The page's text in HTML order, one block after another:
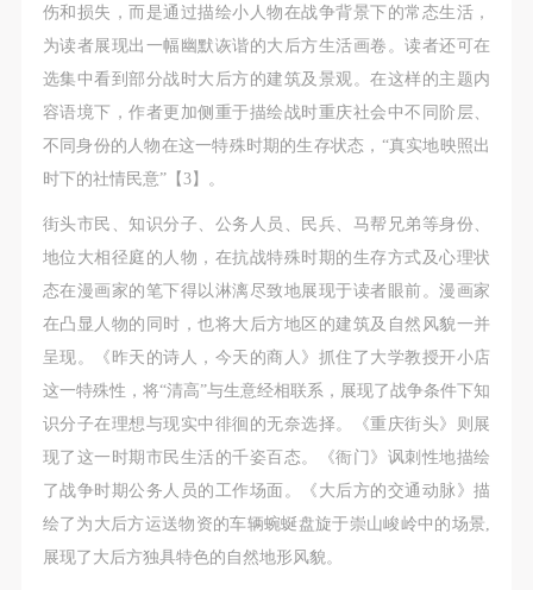
伤和损失，而是通过描绘小人物在战争背景下的常态生活，
为读者展现出一幅幽默诙谐的大后方生活画卷。读者还可在
选集中看到部分战时大后方的建筑及景观。在这样的主题内
容语境下，作者更加侧重于描绘战时重庆社会中不同阶层、
不同身份的人物在这一特殊时期的生存状态，“真实地映照出
时下的社情民意”【3】。
街头市民、知识分子、公务人员、民兵、马帮兄弟等身份、
地位大相径庭的人物，在抗战特殊时期的生存方式及心理状
态在漫画家的笔下得以淋漓尽致地展现于读者眼前。漫画家
在凸显人物的同时，也将大后方地区的建筑及自然风貌一并
呈现。《昨天的诗人，今天的商人》抓住了大学教授开小店
这一特殊性，将“清高”与生意经相联系，展现了战争条件下知
识分子在理想与现实中徘徊的无奈选择。《重庆街头》则展
现了这一时期市民生活的千姿百态。《衙门》讽刺性地描绘
了战争时期公务人员的工作场面。《大后方的交通动脉》描
绘了为大后方运送物资的车辆蜿蜒盘旋于崇山峻岭中的场景,
展现了大后方独具特色的自然地形风貌。
应的责任与损失，应由参与活动者根据相应的法律条
文、组织规定进行协商和赔偿。并追究相应的法律责
任和经济责任。
第六条
参与活动者在参与活动时应当在美术馆工作人员及活
动导师、教师指导下进行，并正确的使用活动中所涉
及到的绘画工具、创作材料及配套设备、设施，若参
与者因个人原因在使用相应绘画工具、创作材料及配
套设备、设施造成个人受伤、伤害他人及造成相应工
具、材料、设备或设施的故障或损坏。参与活动者应
当承当相应的全部责任，并主动赔偿相应的经济损
失。活动中任何非事故当事人及美术馆将不承担人身
事故的任何责任。
中央美术学院美术馆肖像权许可使用协议
根据《中华人民共和国广告法》、《中华人民共和国
民法通则》以及 最高人民法院关于贯彻执行 《中华
人民共和国民法通则》若干问题的意见（试行）>的
应的责任与损失，应由参与活动者根据相应的法律条
文、组织规定进行协商和赔偿。并追究相应的法律责
任和经济责任。
第六条
参与活动者在参与活动时应当在美术馆工作人员及活
动导师、教师指导下进行，并正确的使用活动中所涉
及到的绘画工具、创作材料及配套设备、设施，若参
与者因个人原因在使用相应绘画工具、创作材料及配
套设备、设施造成个人受伤、伤害他人及造成相应工
具、材料、设备或设施的故障或损坏。参与活动者应
当承当相应的全部责任，并主动赔偿相应的经济损
失。活动中任何非事故当事人及美术馆将不承担人身
事故的任何责任。
中央美术学院美术馆肖像权许可使用协议
根据《中华人民共和国广告法》、《中华人民共和国
民法通则》以及 最高人民法院关于贯彻执行 《中华
人民共和国民法通则》若干问题的意见（试行）>的
应的责任与损失，应由参与活动者根据相应的法律条
文、组织规定进行协商和赔偿。并追究相应的法律责
任和经济责任。
第六条
参与活动者在参与活动时应当在美术馆工作人员及活
动导师、教师指导下进行，并正确的使用活动中所涉
及到的绘画工具、创作材料及配套设备、设施，若参
与者因个人原因在使用相应绘画工具、创作材料及配
套设备、设施造成个人受伤、伤害他人及造成相应工
具、材料、设备或设施的故障或损坏。参与活动者应
当承当相应的全部责任，并主动赔偿相应的经济损
失。活动中任何非事故当事人及美术馆将不承担人身
事故的任何责任。
中央美术学院美术馆肖像权许可使用协议
根据《中华人民共和国广告法》、《中华人民共和国
民法通则》以及 最高人民法院关于贯彻执行 《中华
人民共和国民法通则》若干问题的意见（试行）>的